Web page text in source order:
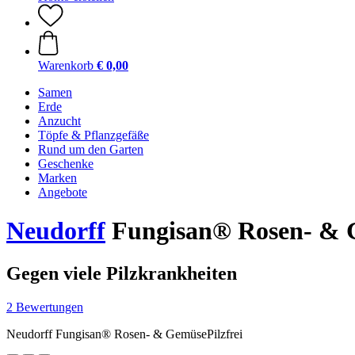
Warenkorb € 0,00
Samen
Erde
Anzucht
Töpfe & Pflanzgefäße
Rund um den Garten
Geschenke
Marken
Angebote
Neudorff Fungisan® Rosen- &
Gegen viele Pilzkrankheiten
2 Bewertungen
Neudorff Fungisan® Rosen- & GemüsePilzfrei